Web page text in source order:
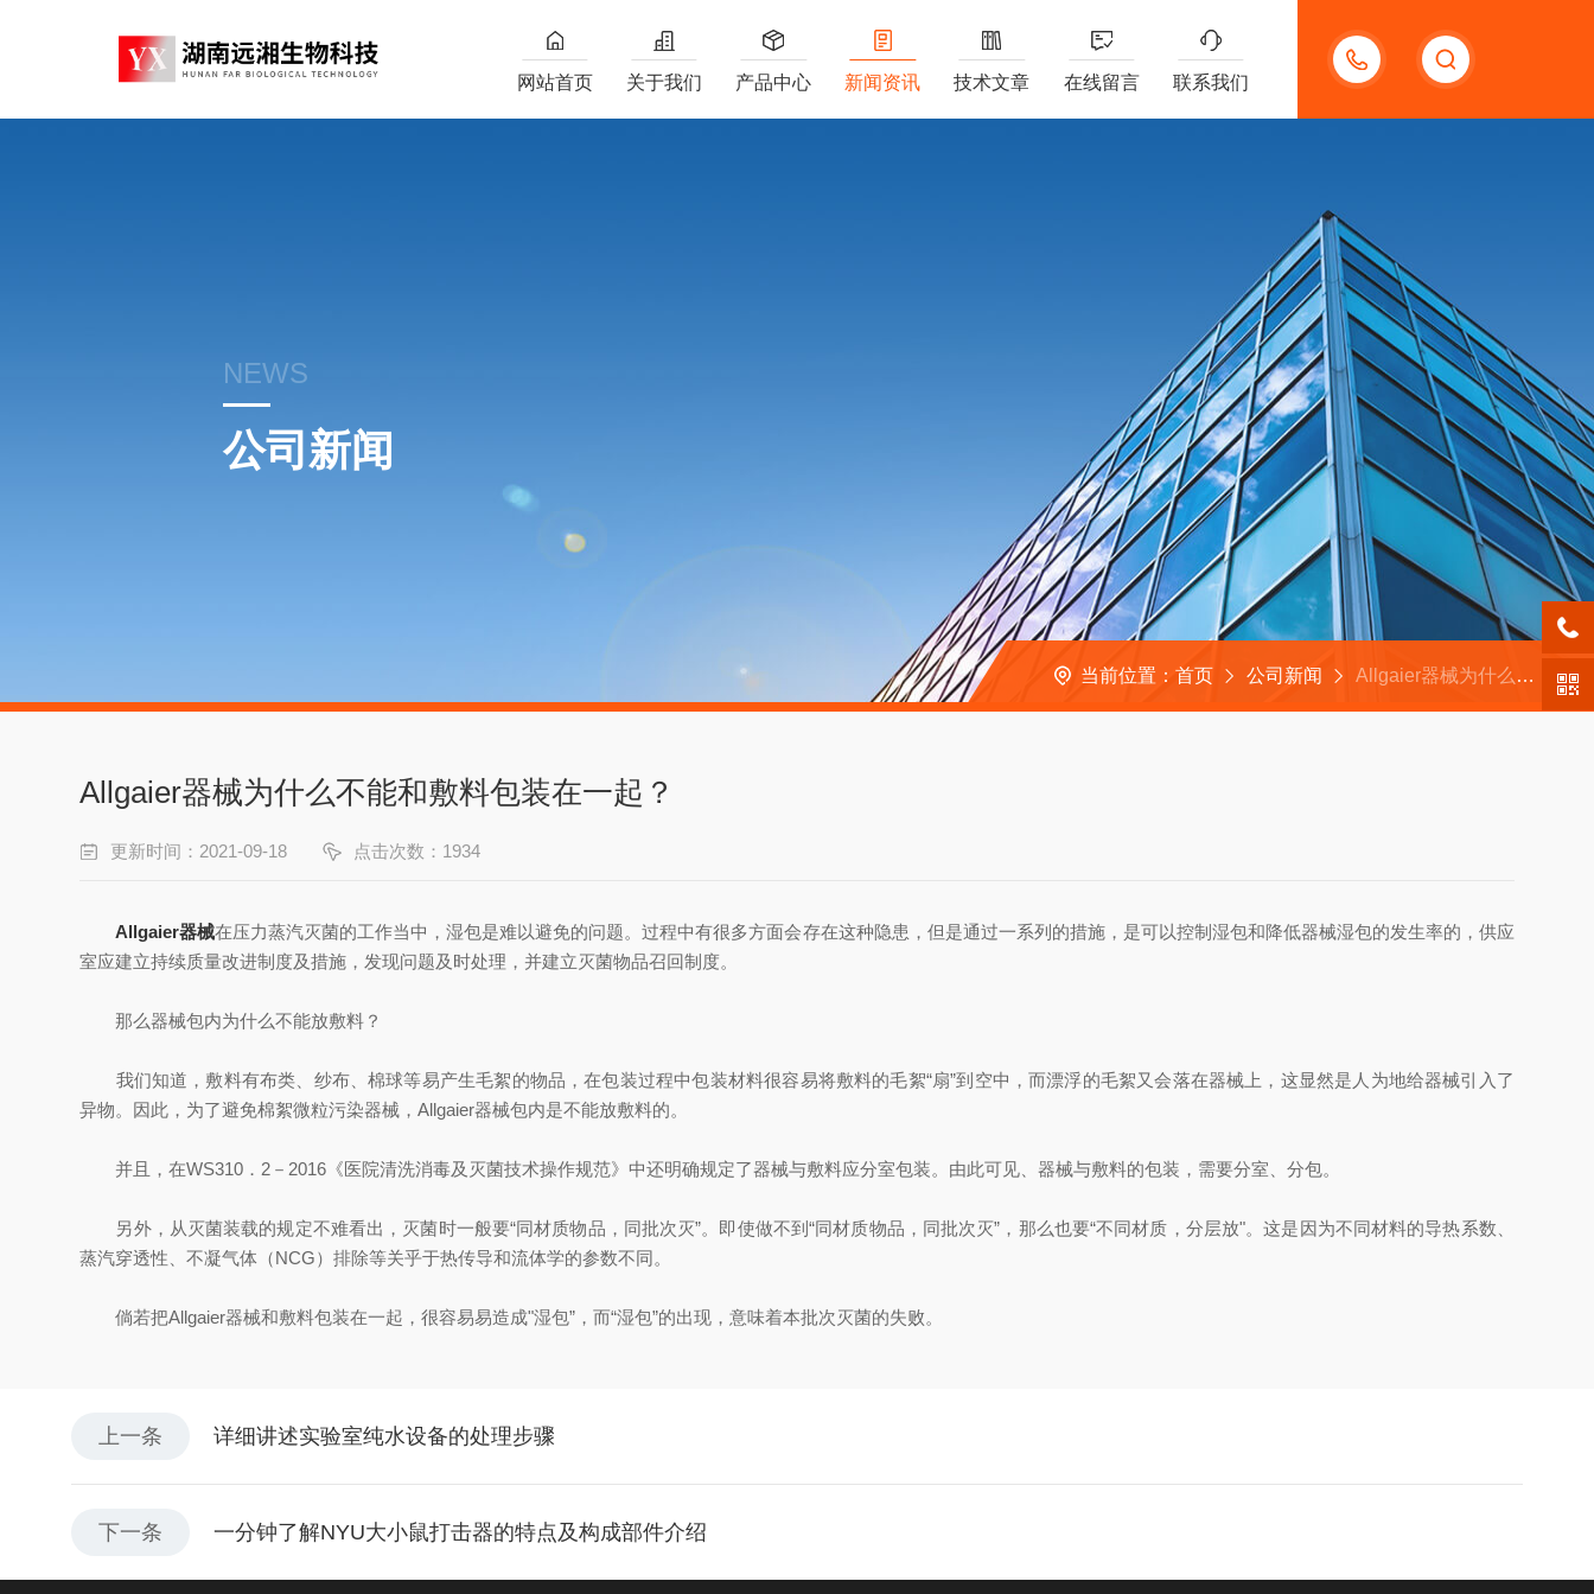
18123966210
网站首页 关于我们 产品中心 新闻资讯 技术文章 在线留言 联系我们
NEWS
公司新闻
当前位置： 首页 公司新闻 Allgaier器械为什么不能和敷料包装在一起？
Allgaier器械为什么不能和敷料包装在一起？
更新时间：2021-09-18 点击次数：1934
Allgaier器械在压力蒸汽灭菌的工作当中，湿包是难以避免的问题。过程中有很多方面会存在这种隐患，但是通过一系列的措施，是可以控制湿包和降低器械湿包的发生率的，供应
室应建立持续质量改进制度及措施，发现问题及时处理，并建立灭菌物品召回制度。
那么器械包内为什么不能放敷料？
我们知道，敷料有布类、纱布、棉球等易产生毛絮的物品，在包装过程中包装材料很容易将敷料的毛絮“扇”到空中，而漂浮的毛絮又会落在器械上，这显然是人为地给器械引入了
异物。因此，为了避免棉絮微粒污染器械，Allgaier器械包内是不能放敷料的。
并且，在WS310．2－2016《医院清洗消毒及灭菌技术操作规范》中还明确规定了器械与敷料应分室包装。由此可见、器械与敷料的包装，需要分室、分包。
另外，从灭菌装载的规定不难看出，灭菌时一般要“同材质物品，同批次灭”。即使做不到“同材质物品，同批次灭”，那么也要“不同材质，分层放"。这是因为不同材料的导热系数、
蒸汽穿透性、不凝气体（NCG）排除等关乎于热传导和流体学的参数不同。
倘若把Allgaier器械和敷料包装在一起，很容易易造成"湿包”，而“湿包”的出现，意味着本批次灭菌的失败。
上一条 详细讲述实验室纯水设备的处理步骤
下一条 一分钟了解NYU大小鼠打击器的特点及构成部件介绍